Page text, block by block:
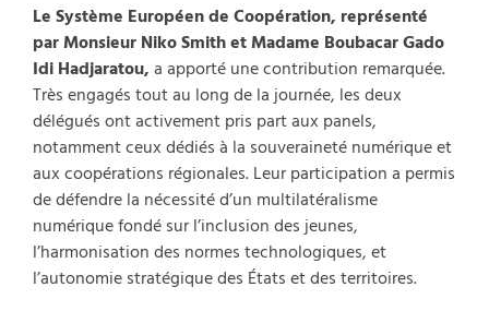
Le Système Européen de Coopération, représenté
par Monsieur Niko Smith et Madame Boubacar Gado
Idi Hadjaratou,a apporté une contribution remarquée.
Très engagés tout au long de la journée, les deux
délégués ont activement pris part aux panels,
notamment ceux dédiés à la souveraineté numérique et
aux coopérations régionales. Leur participation a permis
de défendre la nécessité d’un multilatéralisme
numérique fondé sur l’inclusion des jeunes,
l’harmonisation des normes technologiques, et
l’autonomie stratégique des États et des territoires.